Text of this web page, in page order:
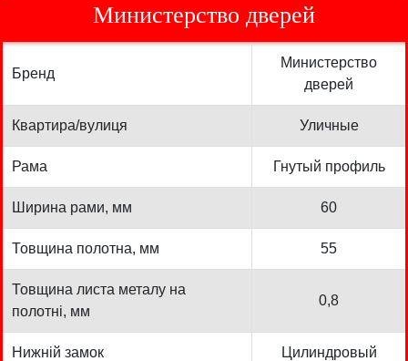
Министерство дверей
Бренд
Министерство
дверей
Квартира/вулиця Уличные
Рама Гнутый профиль
Ширина рами, мм 60
Товщина полотна, мм 55
Товщина листа металу на
полотні, мм
0,8
Нижній замок Цилиндровый